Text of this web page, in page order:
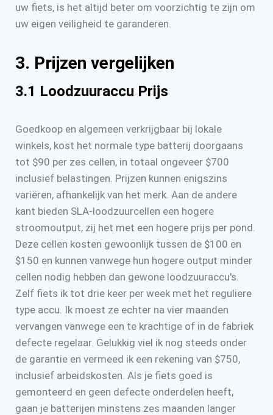
uw fiets, is het altijd beter om voorzichtig te zijn om
uw eigen veiligheid te garanderen.
3. Prijzen vergelijken
3.1 Loodzuuraccu Prijs
Goedkoop en algemeen verkrijgbaar bij lokale
winkels, kost het normale type batterij doorgaans
tot $90 per zes cellen, in totaal ongeveer $700
inclusief belastingen. Prijzen kunnen enigszins
variëren, afhankelijk van het merk. Aan de andere
kant bieden SLA-loodzuurcellen een hogere
stroomoutput, zij het met een hogere prijs per pond.
Deze cellen kosten gewoonlijk tussen de $100 en
$150 en kunnen vanwege hun hogere output minder
cellen nodig hebben dan gewone loodzuuraccu's.
Zelf fiets ik tot drie keer per week met het reguliere
type accu. Ik moest ze echter na vier maanden
vervangen vanwege een te krachtige of in de fabriek
defecte regelaar. Gelukkig viel ik nog steeds onder
de garantie en vermeed ik een rekening van $750,
inclusief arbeidskosten. Als je fiets goed is
gemonteerd en geen defecte onderdelen heeft,
gaan je batterijen minstens zes maanden langer